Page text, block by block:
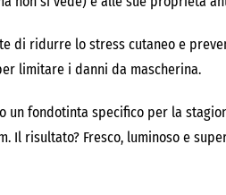
di ridurre lo stress cutaneo e
limitare i danni da mascherina.
un fondotinta specifico per la
Il risultato? Fresco, luminoso e